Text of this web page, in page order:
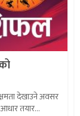
देखाउने अवसर
आधार तयार...